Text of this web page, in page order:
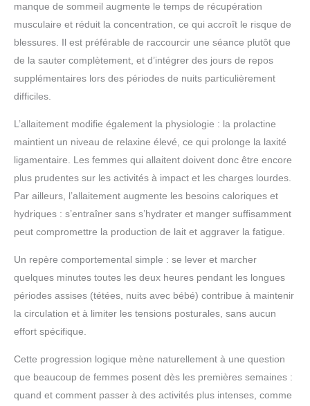
manque de sommeil augmente le temps de récupération
musculaire et réduit la concentration, ce qui accroît le risque de
blessures. Il est préférable de raccourcir une séance plutôt que
de la sauter complètement, et d’intégrer des jours de repos
supplémentaires lors des périodes de nuits particulièrement
difficiles.
L’allaitement modifie également la physiologie : la prolactine
maintient un niveau de relaxine élevé, ce qui prolonge la laxité
ligamentaire. Les femmes qui allaitent doivent donc être encore
plus prudentes sur les activités à impact et les charges lourdes.
Par ailleurs, l’allaitement augmente les besoins caloriques et
hydriques : s’entraîner sans s’hydrater et manger suffisamment
peut compromettre la production de lait et aggraver la fatigue.
Un repère comportemental simple : se lever et marcher
quelques minutes toutes les deux heures pendant les longues
périodes assises (tétées, nuits avec bébé) contribue à maintenir
la circulation et à limiter les tensions posturales, sans aucun
effort spécifique.
Cette progression logique mène naturellement à une question
que beaucoup de femmes posent dès les premières semaines :
quand et comment passer à des activités plus intenses, comme